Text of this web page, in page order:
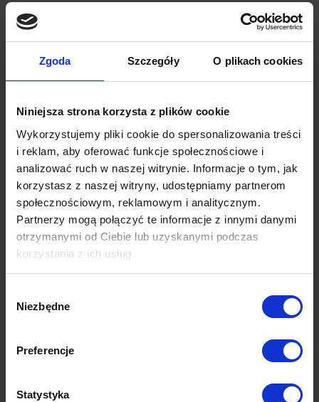
Zgoda Szczegóły O plikach cookies
Niniejsza strona korzysta z plików cookie
Wykorzystujemy pliki cookie do spersonalizowania treści
i reklam, aby oferować funkcje społecznościowe i
analizować ruch w naszej witrynie. Informacje o tym, jak
korzystasz z naszej witryny, udostępniamy partnerom
społecznościowym, reklamowym i analitycznym.
Partnerzy mogą połączyć te informacje z innymi danymi
otrzymanymi od Ciebie lub uzyskanymi podczas
korzystania z ich usług.
zgody
Niezbędne
Preferencje
Statystyka